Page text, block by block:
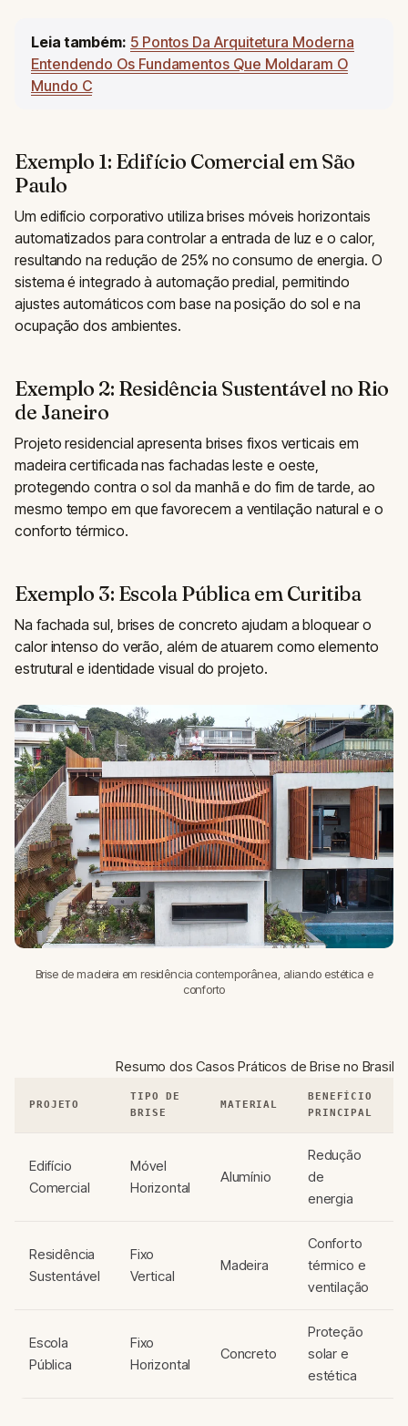
Leia também: 5 Pontos Da Arquitetura Moderna
Entendendo Os Fundamentos Que Moldaram O
Mundo C
Exemplo 1: Edifício Comercial em São
Paulo
Um edifício corporativo utiliza brises móveis horizontais
automatizados para controlar a entrada de luz e o calor,
resultando na redução de 25% no consumo de energia. O
sistema é integrado à automação predial, permitindo
ajustes automáticos com base na posição do sol e na
ocupação dos ambientes.
Exemplo 2: Residência Sustentável no Rio
de Janeiro
Projeto residencial apresenta brises fixos verticais em
madeira certificada nas fachadas leste e oeste,
protegendo contra o sol da manhã e do fim de tarde, ao
mesmo tempo em que favorecem a ventilação natural e o
conforto térmico.
Exemplo 3: Escola Pública em Curitiba
Na fachada sul, brises de concreto ajudam a bloquear o
calor intenso do verão, além de atuarem como elemento
estrutural e identidade visual do projeto.
Brise de madeira em residência contemporânea, aliando estética e
conforto
Resumo dos Casos Práticos de Brise no Brasil
PROJETO
TIPO DE
BRISE
MATERIAL
BENEFÍCIO
PRINCIPAL
Edifício
Comercial
Móvel
Horizontal
Alumínio
Redução
de
energia
Residência
Sustentável
Fixo
Vertical
Madeira
Conforto
térmico e
ventilação
Escola
Pública
Fixo
Horizontal
Concreto
Proteção
solar e
estética